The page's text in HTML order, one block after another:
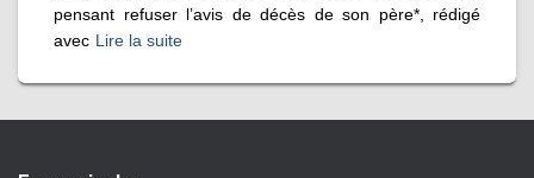
pensant refuser l’avis de décès de son père*, rédigé
avec Lire la suite